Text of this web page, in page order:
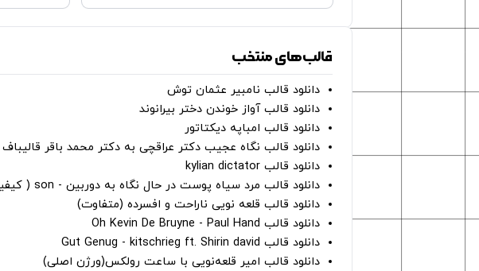
قالب‌های منتخب
دانلود قالب نامبیر عثمان ‌توش
دانلود قالب آواز خوندن دختر بیرانوند
دانلود قالب امباپه دیکتاتور
دانلود قالب نگاه عجیب دکتر عراقچی به دکتر محمد باقر قالیباف
دانلود قالب kylian dictator
دانلود قالب مرد سیاه پوست در حال نگاه به دوربین - son ( کیفیت بیشتر )
دانلود قالب قلعه نویی ناراحت و افسرده (متفاوت)
دانلود قالب Oh Kevin De Bruyne - Paul Hand
دانلود قالب Gut Genug - kitschrieg ft. Shirin david
دانلود قالب امیر قلعه‌نویی با ساعت رولکس(ورژن اصلی)